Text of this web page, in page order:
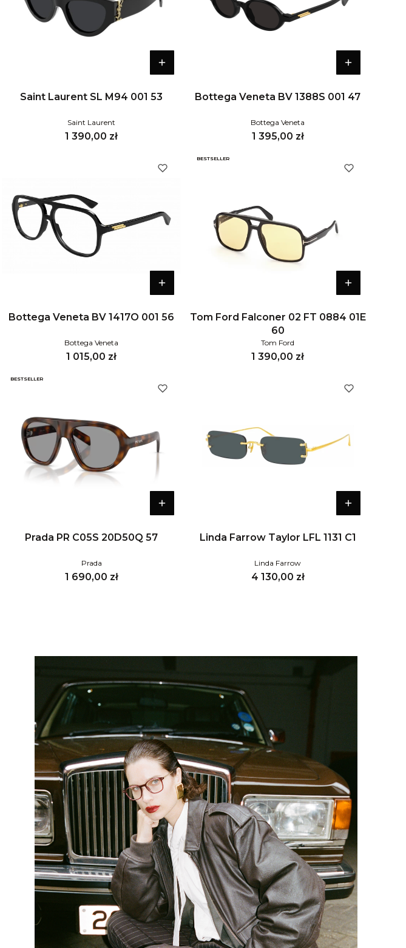
Saint Laurent SL M94 001 53
Saint Laurent
Cena
1 390,00 zł
Bottega Veneta BV 1388S 001 47
Bottega Veneta
Cena
1 395,00 zł
Bottega Veneta BV 1417O 001 56
Bottega Veneta
Cena
1 015,00 zł
BESTSELLER
Tom Ford Falconer 02 FT 0884 01E
60
Tom Ford
Cena
1 390,00 zł
BESTSELLER
Prada PR C05S 20D50Q 57
Prada
Cena
1 690,00 zł
Linda Farrow Taylor LFL 1131 C1
Linda Farrow
Cena
4 130,00 zł